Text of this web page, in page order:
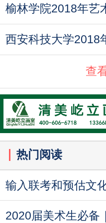
榆林学院2018年艺
西安科技大学2018
查
热门阅读
输入联考和预估文